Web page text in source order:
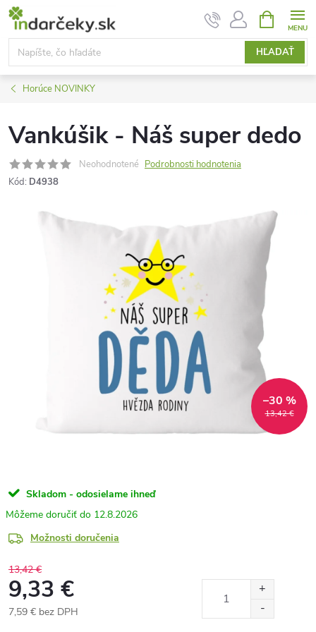
Prejsť
obsah
HĽADAŤ
KOŠÍK
Horúce NOVINKY
Vankúšik - Náš super dedo
Neohodnotené Podrobnosti hodnotenia
Kód: D4938
13,42 €
–30 %
Skladom - odosielame ihneď
12.8.2026
Možnosti doručenia
13,42 €
9,33 €
7,59 € bez DPH